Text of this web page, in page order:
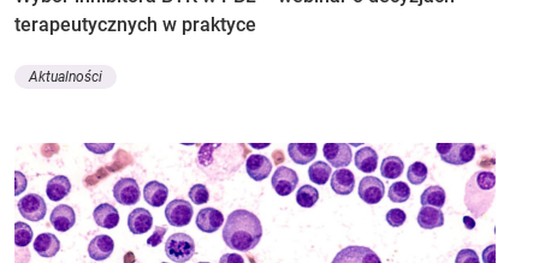
terapeutycznych w praktyce
Aktualności